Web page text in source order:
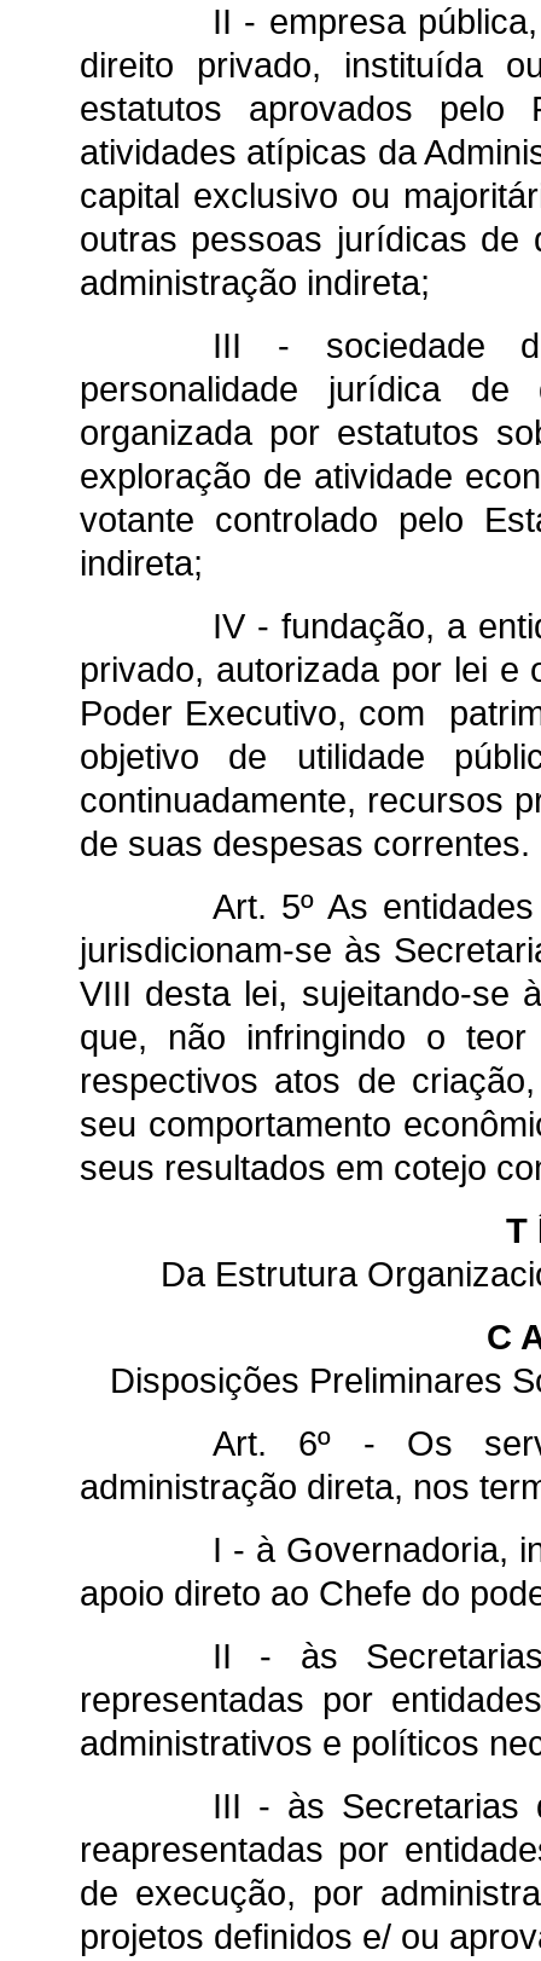
II - empresa
direito privado, instituída
estatutos aprovados pelo
atividades atípicas da
capital exclusivo ou
outras pessoas jurídicas de
administração indireta;
III - sociedade
personalidade jurídica
organizada por estatutos
exploração de atividade
votante controlado pelo
indireta;
IV - fundação, a
privado, autorizada por lei e
Poder Executivo, com
objetivo de utilidade
continuadamente, recursos
de suas despesas correntes.
Art. 5º As
jurisdicionam-se às
VIII desta lei, sujeitando-se
que, não infringindo o
respectivos atos de
seu comportamento
seus resultados em cotejo
T
Da Estrutura
C
Disposições Preliminares
Art. 6º - Os
administração direta, nos
I - à Governadoria,
apoio direto ao Chefe do
II - às
representadas por
administrativos e políticos
III - às Secretarias
reapresentadas por
de execução, por
projetos definidos e/ ou